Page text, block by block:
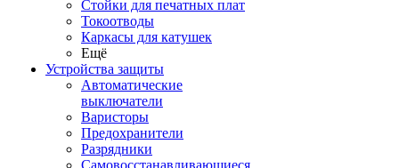
Стойки для печатных плат
Токоотводы
Каркасы для катушек
Ещё
Устройства защиты
Автоматические
выключатели
Варисторы
Предохранители
Разрядники
Самовосстанавливающиеся